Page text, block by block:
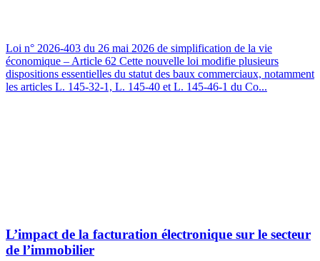
Loi n° 2026-403 du 26 mai 2026 de simplification de la vie
économique – Article 62 Cette nouvelle loi modifie plusieurs
dispositions essentielles du statut des baux commerciaux, notamment
les articles L. 145-32-1, L. 145-40 et L. 145-46-1 du Co...
L’impact de la facturation électronique sur le secteur
de l’immobilier